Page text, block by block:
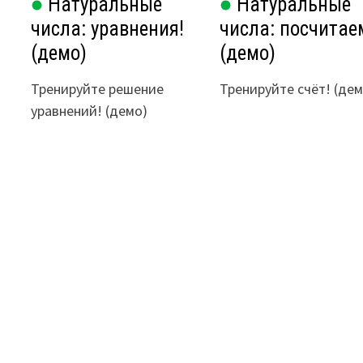
числа: уравнения!
(демо)
Тренируйте решение
уравнений! (демо)
числа:
(демо)
Тренируйте счёт!